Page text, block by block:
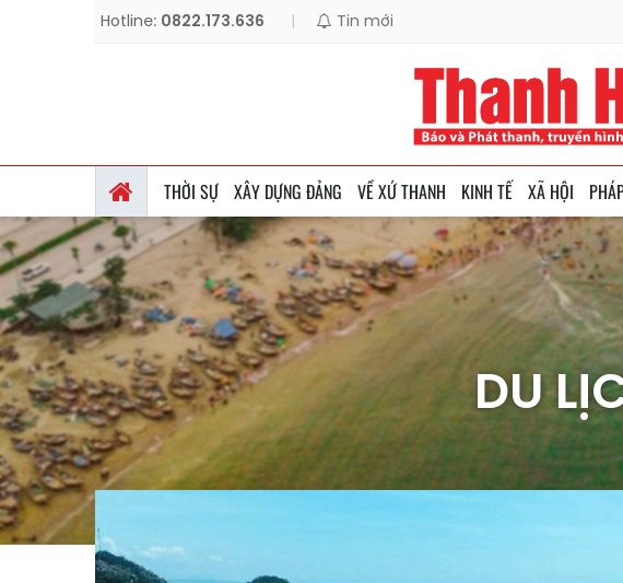
Hotline: 0822.173.636 | Tin mới
THỜI SỰ XÂY DỰNG ĐẢNG VỀ XỨ THANH KINH TẾ XÃ HỘI
DU